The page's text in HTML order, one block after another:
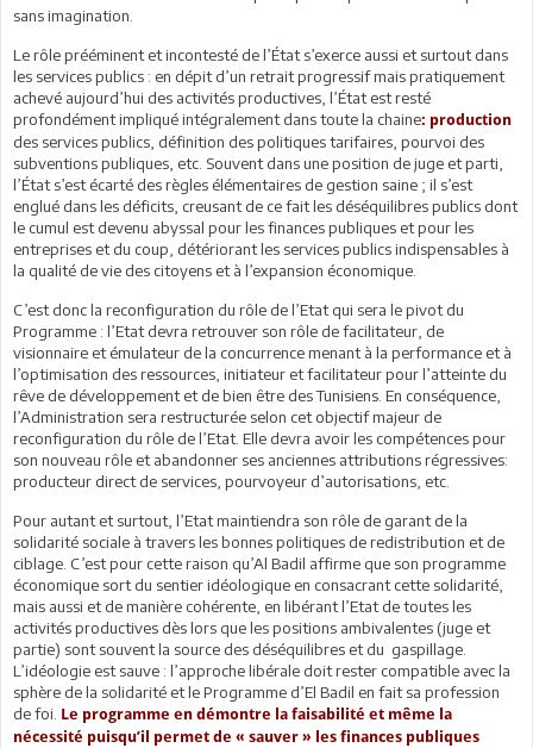
sans imagination.
Le rôle prééminent et incontesté de l’État s’exerce aussi et surtout dans
les services publics : en dépit d’un retrait progressif mais pratiquement
achevé aujourd’hui des activités productives, l’État est resté
profondément impliqué intégralement dans toute la chaine: production
des services publics, définition des politiques tarifaires, pourvoi des
subventions publiques, etc. Souvent dans une position de juge et parti,
l’État s’est écarté des règles élémentaires de gestion saine ; il s’est
englué dans les déficits, creusant de ce fait les déséquilibres publics dont
le cumul est devenu abyssal pour les finances publiques et pour les
entreprises et du coup, détériorant les services publics indispensables à
la qualité de vie des citoyens et à l’expansion économique.
C’est donc la reconfiguration du rôle de l’Etat qui sera le pivot du
Programme : l’Etat devra retrouver son rôle de facilitateur, de
visionnaire et émulateur de la concurrence menant à la performance et à
l’optimisation des ressources, initiateur et facilitateur pour l’atteinte du
rêve de développement et de bien être des Tunisiens. En conséquence,
l’Administration sera restructurée selon cet objectif majeur de
reconfiguration du rôle de l’Etat. Elle devra avoir les compétences pour
son nouveau rôle et abandonner ses anciennes attributions régressives:
producteur direct de services, pourvoyeur d’autorisations, etc.
Pour autant et surtout, l’Etat maintiendra son rôle de garant de la
solidarité sociale à travers les bonnes politiques de redistribution et de
ciblage. C’est pour cette raison qu’Al Badil affirme que son programme
économique sort du sentier idéologique en consacrant cette solidarité,
mais aussi et de manière cohérente, en libérant l’Etat de toutes les
activités productives dès lors que les positions ambivalentes (juge et
partie) sont souvent la source des déséquilibres et du gaspillage.
L’idéologie est sauve : l’approche libérale doit rester compatible avec la
sphère de la solidarité et le Programme d’El Badil en fait sa profession
de foi. Le programme en démontre la faisabilité et même la
nécessité puisqu’il permet de « sauver » les finances publiques